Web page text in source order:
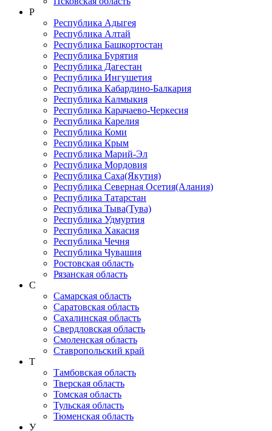
Р
Республика Адыгея
Республика Алтай
Республика Башкортостан
Республика Бурятия
Республика Дагестан
Республика Ингушетия
Республика Кабардино-Балкария
Республика Калмыкия
Республика Карачаево-Черкеcия
Республика Карелия
Республика Коми
Республика Крым
Республика Марий-Эл
Республика Мордовия
Республика Саха(Якутия)
Республика Северная Осетия(Алания)
Республика Татарстан
Республика Тыва(Тува)
Республика Удмуртия
Республика Хакасия
Республика Чечня
Республика Чувашия
Ростовская область
Рязанская область
С
Самарская область
Саратовская область
Сахалинская область
Свердловская область
Смоленская область
Ставропольский край
Т
Тамбовская область
Тверская область
Томская область
Тульская область
Тюменская область
У